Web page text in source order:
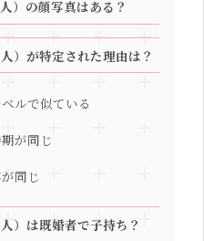
）の顔写真はある？
）が特定された理由は？
ルで似ている
が同じ
同じ
）は既婚者で子持ち？